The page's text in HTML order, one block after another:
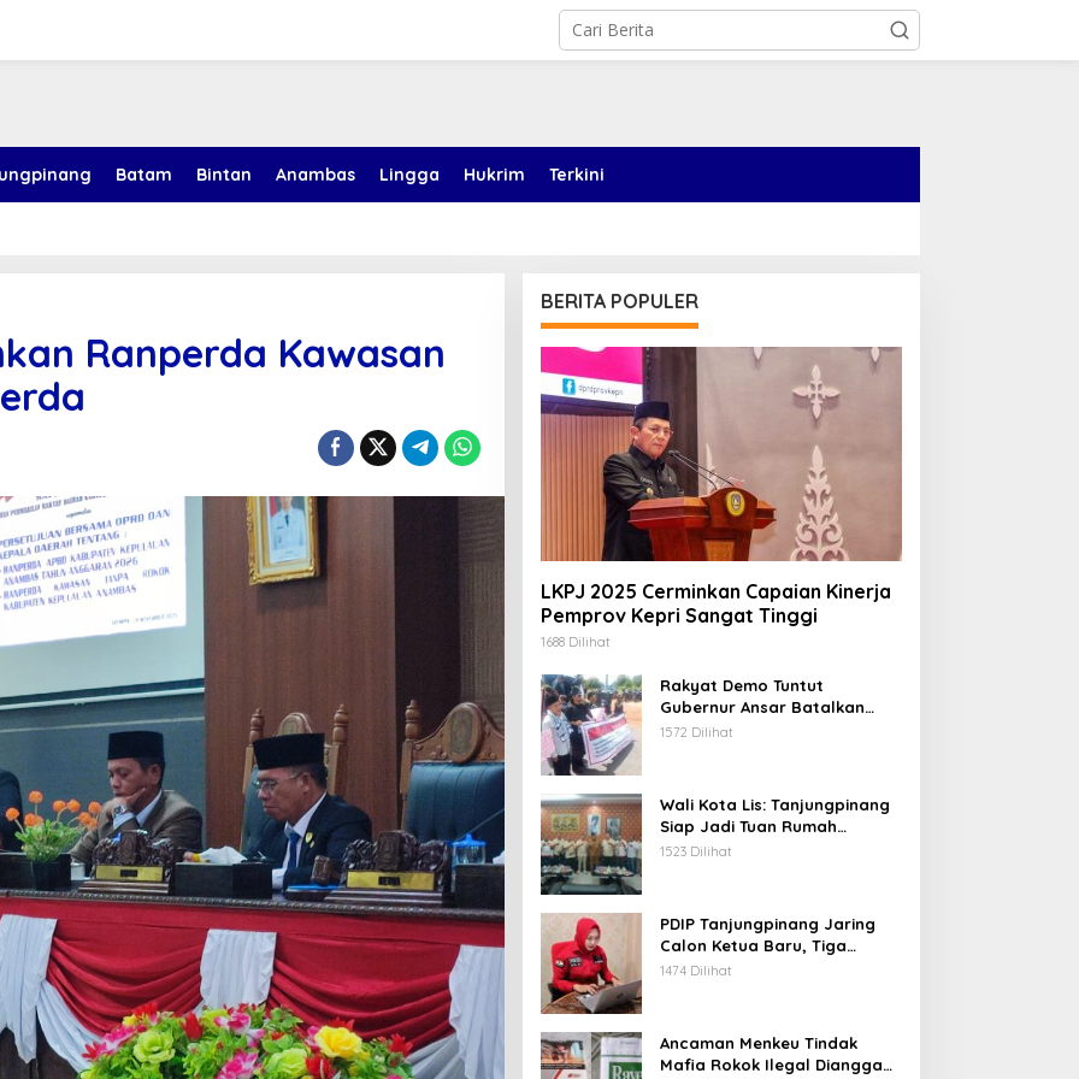
Batam Bintan Anambas Lingga Hukrim Terkini
Ranperda Kawasan
BERITA POPULER
LKPJ 2025 Cerminkan Capaian Kinerja
Pemprov Kepri Sangat Tinggi
1688 Dilihat
Rakyat Demo Tuntut
Gubernur Ansar Batalkan
Lelang Kawasan Gurindam 12
1572 Dilihat
Wali Kota Lis: Tanjungpinang
Siap Jadi Tuan Rumah
Porprov Kepri VI 2026
1523 Dilihat
PDIP Tanjungpinang Jaring
Calon Ketua Baru, Tiga
Kandidat Jalani Psikotest
1474 Dilihat
Ancaman Menkeu Tindak
Mafia Rokok Ilegal Dianggap